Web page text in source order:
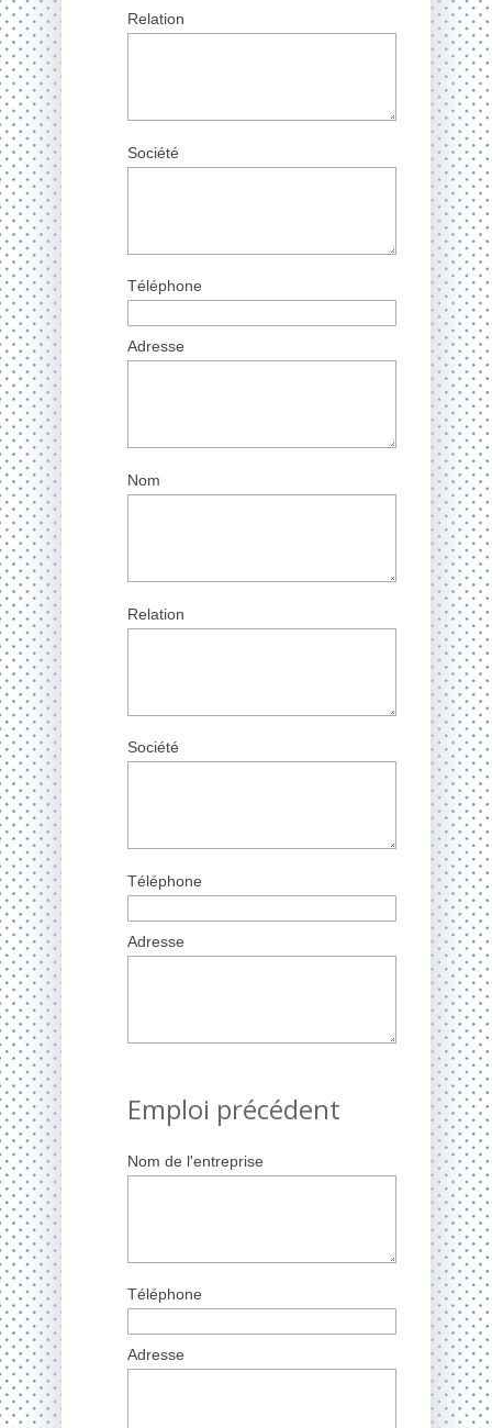
Relation
Société
Téléphone
Adresse
Nom
Relation
Société
Téléphone
Adresse
Emploi précédent
Nom de l'entreprise
Téléphone
Adresse